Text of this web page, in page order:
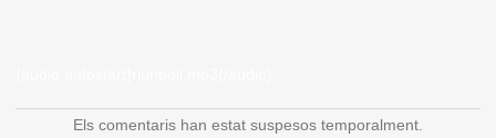
Els comentaris han estat suspesos temporalment.